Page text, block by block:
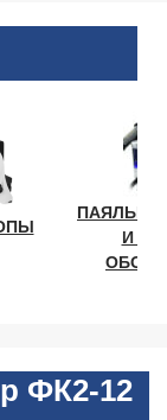
И
ФК2-12